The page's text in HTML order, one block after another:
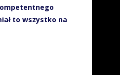
to wszystko na